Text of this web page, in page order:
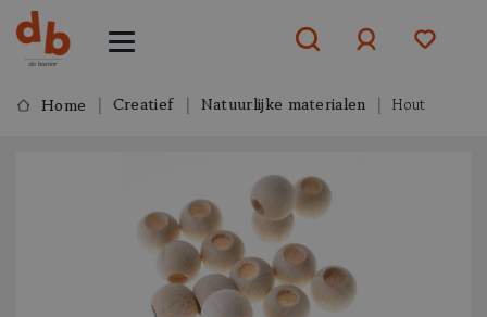
aanmelden
Home Creatief Natuurlijke materialen Hout